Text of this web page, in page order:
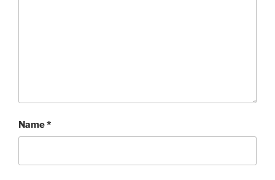
Name*